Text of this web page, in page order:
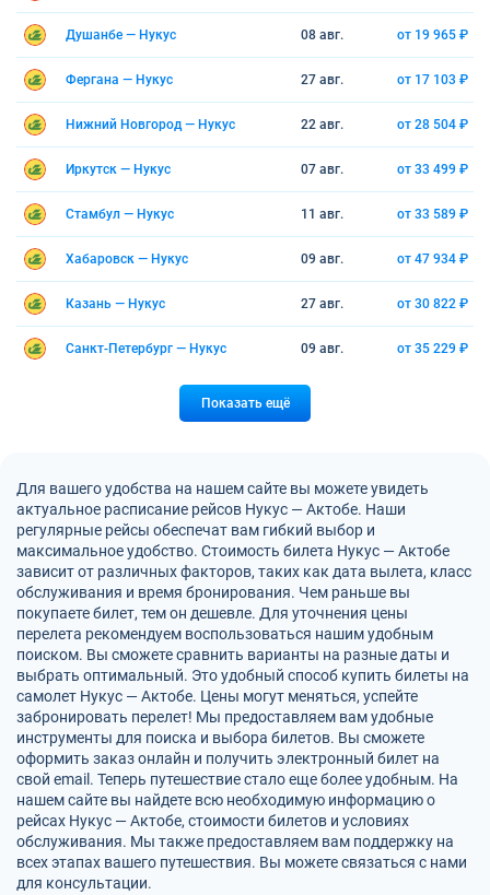
Душанбе — Нукус 08 авг. от 19 965 ₽
Фергана — Нукус 27 авг. от 17 103 ₽
Нижний Новгород — Нукус 22 авг. от 28 504 ₽
Иркутск — Нукус 07 авг. от 33 499 ₽
Стамбул — Нукус 11 авг. от 33 589 ₽
Хабаровск — Нукус 09 авг. от 47 934 ₽
Казань — Нукус 27 авг. от 30 822 ₽
Санкт-Петербург — Нукус 09 авг. от 35 229 ₽
Показать ещё
Для вашего удобства на нашем сайте вы можете увидеть
актуальное расписание рейсов Нукус — Актобе. Наши
регулярные рейсы обеспечат вам гибкий выбор и
максимальное удобство. Стоимость билета Нукус — Актобе
зависит от различных факторов, таких как дата вылета, класс
обслуживания и время бронирования. Чем раньше вы
покупаете билет, тем он дешевле. Для уточнения цены
перелета рекомендуем воспользоваться нашим удобным
поиском. Вы сможете сравнить варианты на разные даты и
выбрать оптимальный. Это удобный способ купить билеты на
самолет Нукус — Актобе. Цены могут меняться, успейте
забронировать перелет! Мы предоставляем вам удобные
инструменты для поиска и выбора билетов. Вы сможете
оформить заказ онлайн и получить электронный билет на
свой email. Теперь путешествие стало еще более удобным. На
нашем сайте вы найдете всю необходимую информацию о
рейсах Нукус — Актобе, стоимости билетов и условиях
обслуживания. Мы также предоставляем вам поддержку на
всех этапах вашего путешествия. Вы можете связаться с нами
для консультации.